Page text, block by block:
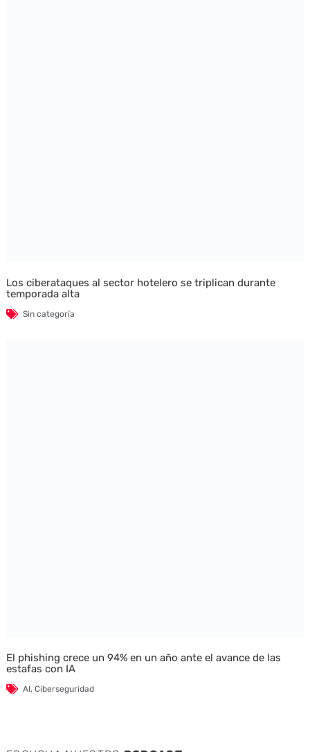
Los ciberataques al sector hotelero se triplican durante
temporada alta
Sin categoría
El phishing crece un 94% en un año ante el avance de las
estafas con IA
AI, Ciberseguridad